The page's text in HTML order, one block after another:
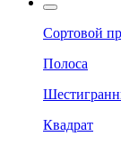
Сортовой
Полоса
Квадрат